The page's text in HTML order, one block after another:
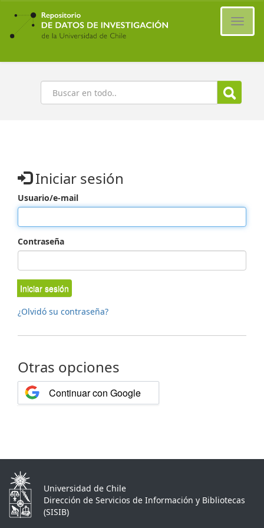
Ir
contenido
principal
Buscar
Iniciar sesión
Usuario/e-mail
Contraseña
Iniciar sesión
¿Olvidó su contraseña?
Otras opciones
Continuar con Google
Universidad de Chile
Dirección de Servicios de Información y Bibliotecas
(SISIB)